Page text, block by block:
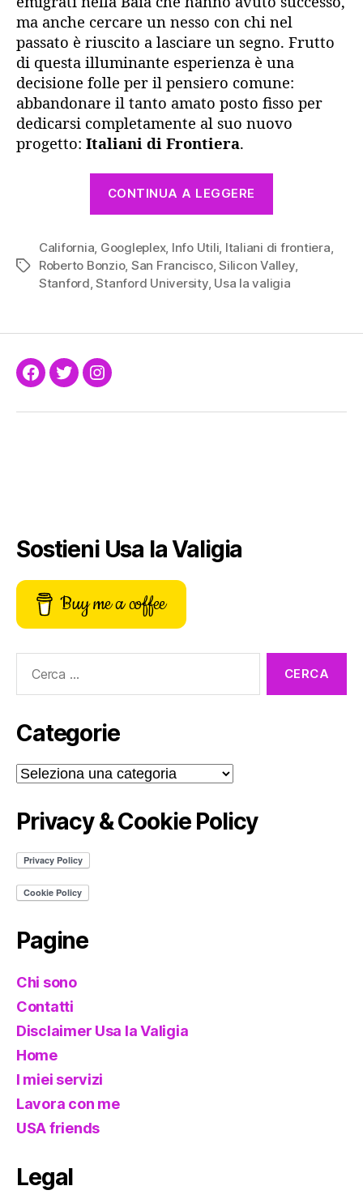
ma anche cercare un nesso con chi nel
passato è riuscito a lasciare un segno. Frutto
di questa illuminante esperienza è una
decisione folle per il pensiero comune:
abbandonare il tanto amato posto fisso per
dedicarsi completamente al suo nuovo
progetto: Italiani di Frontiera.
CONTINUA A LEGGERE
Italiani
di
Frontiera”
Tag
California Googleplex, Info Utili Italiani di frontiera
Roberto Bonzio, San Francisco,Silicon Valley,
Stanford ,Stanford University, Usa la valigia
Facebook
TwitterInstagram
Sostieni Usa la Valigia
Buy me a coffee
Categorie
Categorie
Privacy & Cookie Policy
Pagine
Chi sono
Contatti
Disclaimer Usa la Valigia
Home
I miei servizi
Lavora con me
USA friends
Legal